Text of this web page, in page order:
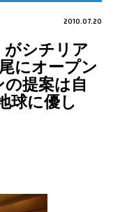
2010.07.20
がシチリア
にオープン
提案は自
球に優し